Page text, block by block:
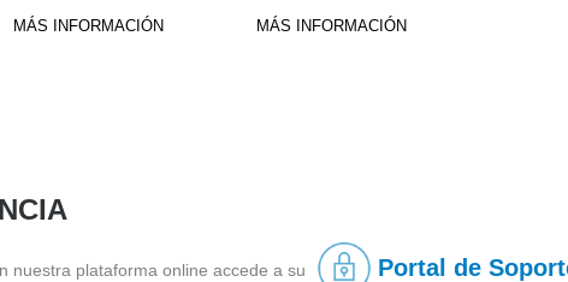
MÁS INFORMACIÓN MÁS INFORMACIÓN
nuestra plataforma online accede a su Portal de